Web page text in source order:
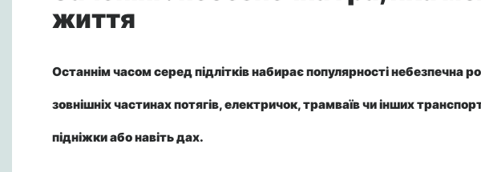
життя
Останнім часом серед підлітків набирає популярності небезпечна
зовнішніх частинах потягів, електричок, трамваїв чи інших
підніжки або навіть дах.